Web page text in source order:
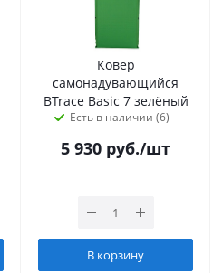
Ковер
самонадувающийся
BTrace Basic 7 зелёный
Есть в наличии (6)
5 930 руб./шт
В корзину